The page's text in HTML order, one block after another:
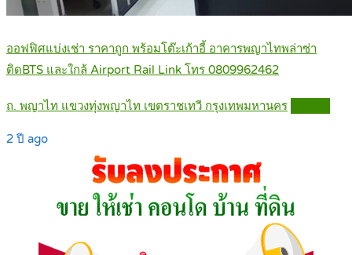
ออฟฟิศแบ่งเช่า ราคาถูก พร้อมโต๊ะเก้าอี้ อาคารพญาไทพล่าซ่า
ติดBTS และใกล้ Airport Rail Link โทร 0809962462
ถ. พญาไท แขวงทุ่งพญาไท เขตราชเทวี กรุงเทพมหานคร
2 ปี ago